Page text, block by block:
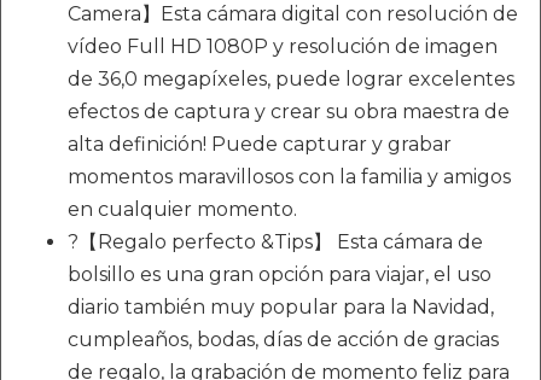
Camera】Esta cámara digital con resolución de
vídeo Full HD 1080P y resolución de imagen
de 36,0 megapíxeles, puede lograr excelentes
efectos de captura y crear su obra maestra de
alta definición! Puede capturar y grabar
momentos maravillosos con la familia y amigos
en cualquier momento.
?【Regalo perfecto &Tips】 Esta cámara de
bolsillo es una gran opción para viajar, el uso
diario también muy popular para la Navidad,
cumpleaños, bodas, días de acción de gracias
de regalo, la grabación de momento feliz para